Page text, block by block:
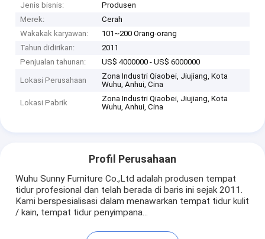
Jenis bisnis:
Produsen
Merek:
Cerah
Wakakak karyawan:
101~200 Orang-orang
Tahun didirikan:
2011
Penjualan tahunan:
US$ 4000000 - US$ 6000000
Lokasi Perusahaan
Zona Industri Qiaobei, Jiujiang, Kota
Wuhu, Anhui, Cina
Lokasi Pabrik
Zona Industri Qiaobei, Jiujiang, Kota
Wuhu, Anhui, Cina
Profil Perusahaan
Wuhu Sunny Furniture Co.,Ltd adalah produsen tempat
tidur profesional dan telah berada di baris ini sejak 2011.
Kami berspesialisasi dalam menawarkan tempat tidur kulit
/ kain, tempat tidur penyimpana...